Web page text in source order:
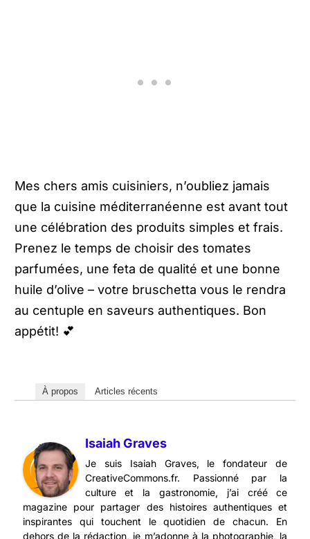
Mes chers amis cuisiniers, n’oubliez jamais
que la cuisine méditerranéenne est avant tout
une célébration des produits simples et frais.
Prenez le temps de choisir des tomates
parfumées, une feta de qualité et une bonne
huile d’olive – votre bruschetta vous le rendra
au centuple en saveurs authentiques. Bon
appétit! 💕
À propos Articles récents
Isaiah Graves
Je suis Isaiah Graves, le fondateur de
CreativeCommons.fr. Passionné par la
culture et la gastronomie, j’ai créé ce
magazine pour partager des histoires authentiques et
inspirantes qui touchent le quotidien de chacun. En
dehors de la rédaction, je m’adonne à la photographie, la